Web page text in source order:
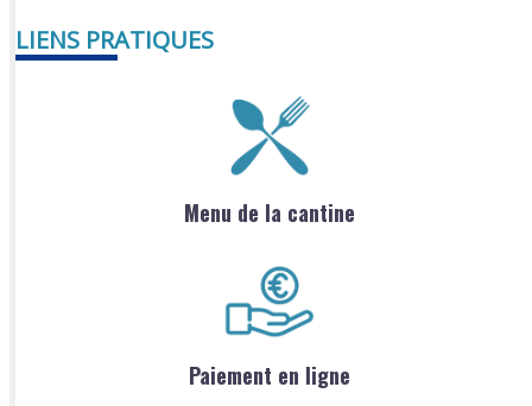
LIENS PRATIQUES
Menu de la cantine
Paiement en ligne